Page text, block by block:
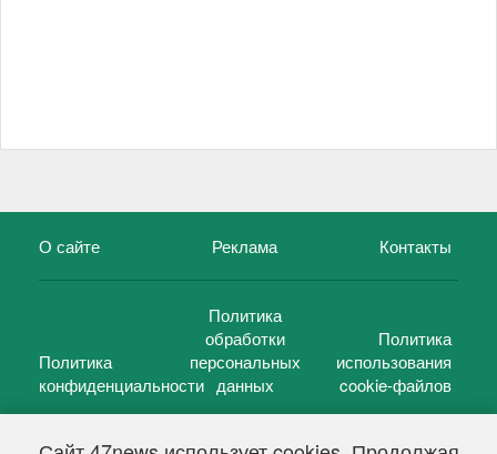
О сайте Реклама Контакты
Политика
конфиденциальности
Политика
обработки
персональных
данных
Политика
использования
cookie-файлов